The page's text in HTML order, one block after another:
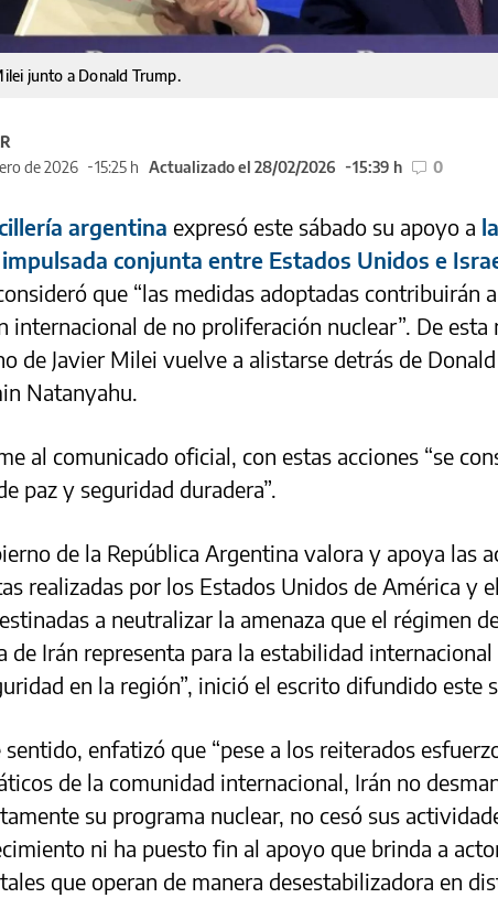
junto a Donald Trump.
de 2026
15:25 h Actualizado el 28/02/2026 15:39 h 0
argentina expresó este sábado su apoyo a
conjunta entre Estados Unidos e
que “las medidas adoptadas contribuirán
internacional de no proliferación nuclear”. De esta
de Javier Milei vuelve a alistarse detrás de
Natanyahu.
al comunicado oficial, con estas acciones “se
paz y seguridad duradera”.
de la República Argentina valora y apoya las
realizadas por los Estados Unidos de América y
a neutralizar la amenaza que el régimen
de Irán representa para la estabilidad
en la región”, inició el escrito difundido este
sentido, enfatizó que “pese a los reiterados
de la comunidad internacional, Irán no
su programa nuclear, no cesó sus
ni ha puesto fin al apoyo que brinda a
que operan de manera desestabilizadora en